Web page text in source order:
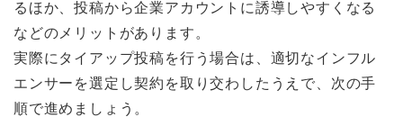
るほか、投稿から企業アカウントに誘導しやすくなる
などのメリットがあります。
実際にタイアップ投稿を行う場合は、適切なインフル
エンサーを選定し契約を取り交わしたうえで、次の手
順で進めましょう。